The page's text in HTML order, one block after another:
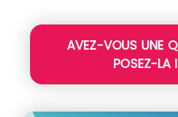
AVEZ-VOUS UNE
POSEZ-LA